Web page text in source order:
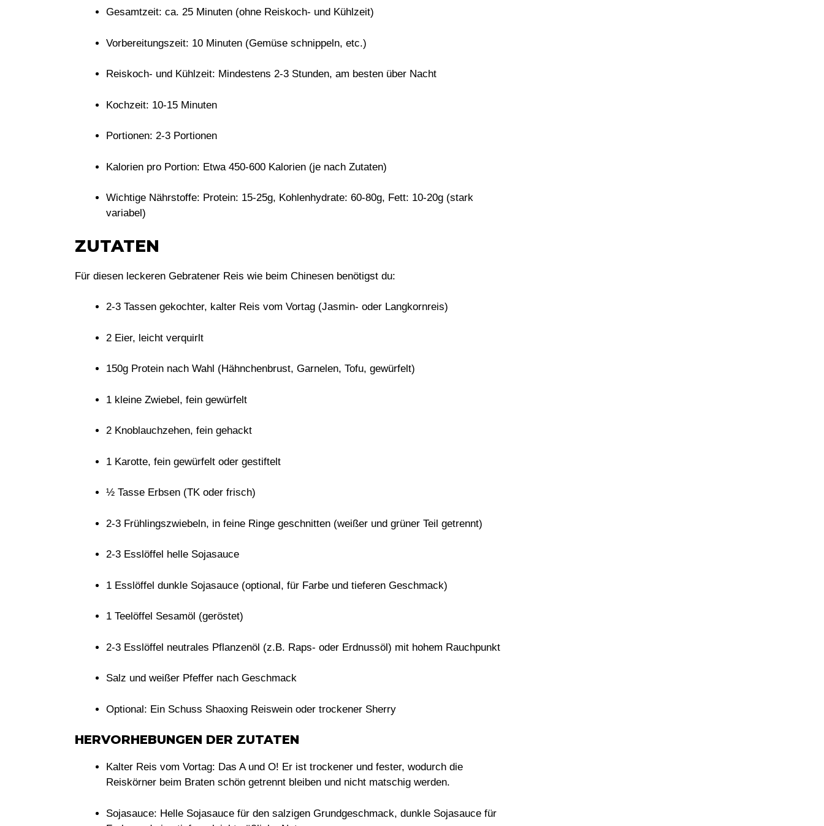
Gesamtzeit: ca. 25 Minuten (ohne Reiskoch- und Kühlzeit)
Vorbereitungszeit: 10 Minuten (Gemüse schnippeln, etc.)
Reiskoch- und Kühlzeit: Mindestens 2-3 Stunden, am besten über Nacht
Kochzeit: 10-15 Minuten
Portionen: 2-3 Portionen
Kalorien pro Portion: Etwa 450-600 Kalorien (je nach Zutaten)
Wichtige Nährstoffe: Protein: 15-25g, Kohlenhydrate: 60-80g, Fett: 10-20g (stark
variabel)
ZUTATEN
Für diesen leckeren Gebratener Reis wie beim Chinesen benötigst du:
2-3 Tassen gekochter, kalter Reis vom Vortag (Jasmin- oder Langkornreis)
2 Eier, leicht verquirlt
150g Protein nach Wahl (Hähnchenbrust, Garnelen, Tofu, gewürfelt)
1 kleine Zwiebel, fein gewürfelt
2 Knoblauchzehen, fein gehackt
1 Karotte, fein gewürfelt oder gestiftelt
½ Tasse Erbsen (TK oder frisch)
2-3 Frühlingszwiebeln, in feine Ringe geschnitten (weißer und grüner Teil getrennt)
2-3 Esslöffel helle Sojasauce
1 Esslöffel dunkle Sojasauce (optional, für Farbe und tieferen Geschmack)
1 Teelöffel Sesamöl (geröstet)
2-3 Esslöffel neutrales Pflanzenöl (z.B. Raps- oder Erdnussöl) mit hohem Rauchpunkt
Salz und weißer Pfeffer nach Geschmack
Optional: Ein Schuss Shaoxing Reiswein oder trockener Sherry
HERVORHEBUNGEN DER ZUTATEN
Kalter Reis vom Vortag: Das A und O! Er ist trockener und fester, wodurch die
Reiskörner beim Braten schön getrennt bleiben und nicht matschig werden.
Sojasauce: Helle Sojasauce für den salzigen Grundgeschmack, dunkle Sojasauce für